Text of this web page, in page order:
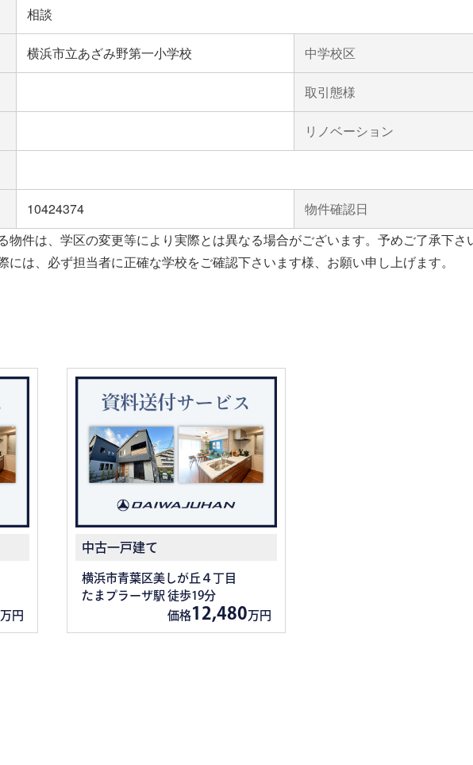
相談
横浜市立あざみ野第一小学校 中学校区
取引態様
リノベーション
10424374 物件確認日
件は、学区の変更等により実際とは異なる場合がございます。予めご了承下さ
には、必ず担当者に正確な学校をご確認下さいます様、お願い申し上げます。
万円
中古一戸建て
横浜市青葉区美しが丘４丁目
たまプラーザ駅 徒歩19分
価格12,480万円